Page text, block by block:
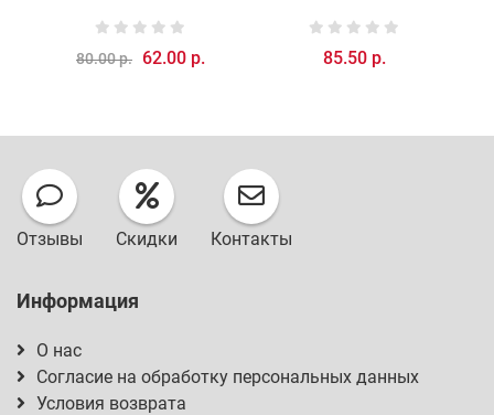
80.00 р. 62.00 р. 85.50 р.
Отзывы Скидки Контакты
Информация
О нас
Согласие на обработку персональных данных
Условия возврата